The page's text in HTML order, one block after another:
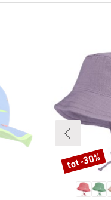
Korting
tot -30%